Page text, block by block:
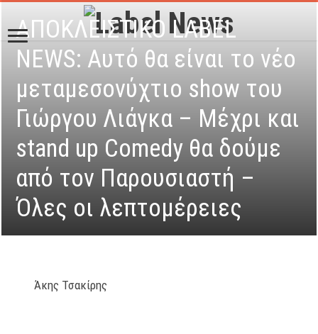
ΑΠΟΚΛΕΙΣΤΙΚΟ LABEL
NEWS: Αυτό θα είναι το νέο
μεταμεσονύχτιο show του
Γιώργου Λιάγκα – Μέχρι και
stand up Comedy θα δούμε
από τον Παρουσιαστή –
Όλες οι λεπτομέρειες
Άκης Τσακίρης